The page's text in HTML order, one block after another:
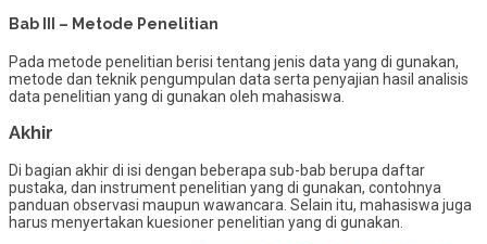
Bab III – Metode Penelitian
Pada metode penelitian berisi tentang jenis data yang di gunakan,
metode dan teknik pengumpulan data serta penyajian hasil analisis
data penelitian yang di gunakan oleh mahasiswa.
Akhir
Di bagian akhir di isi dengan beberapa sub-bab berupa daftar
pustaka, dan instrument penelitian yang di gunakan, contohnya
panduan observasi maupun wawancara. Selain itu, mahasiswa juga
harus menyertakan kuesioner penelitian yang di gunakan.